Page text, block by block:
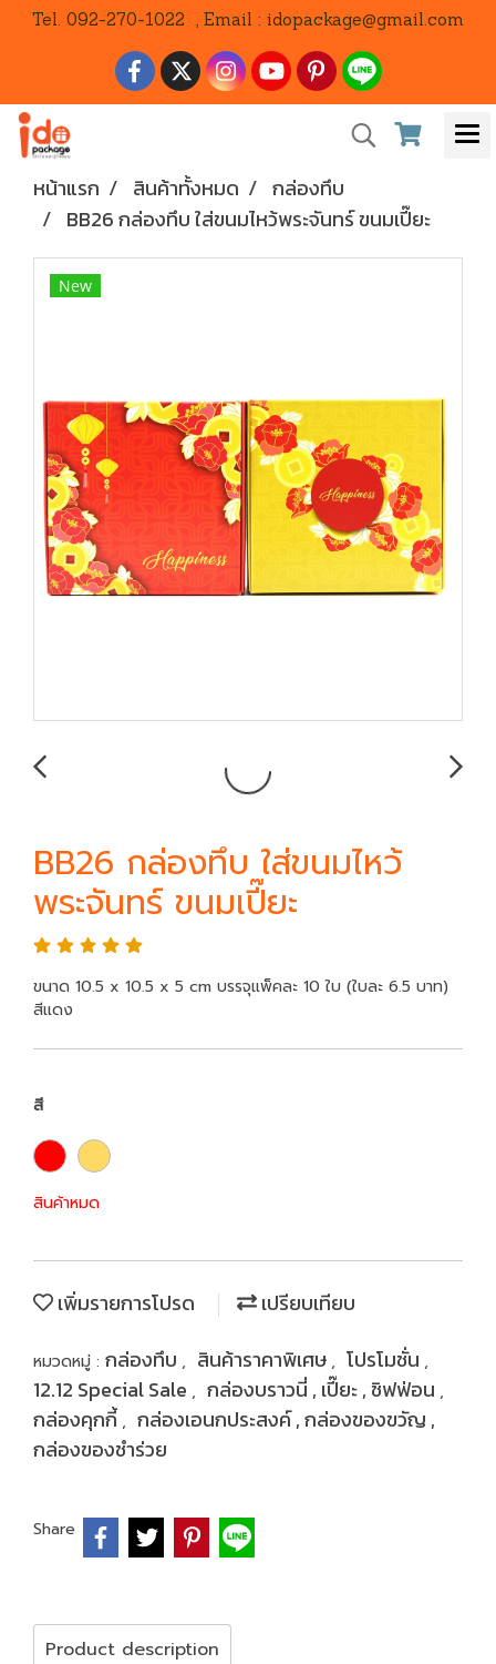
Tel. 092-270-1022 , Email : idopackage@gmail.com
หน้าแรก สินค้าทั้งหมด
กล่องทึบ
BB26 กล่องทึบ ใส่ขนมไหว้พระจันทร์ ขนมเปี๊ยะ
New
BB26 กล่องทึบ ใส่ขนมไหว้
พระจันทร์ ขนมเปี๊ยะ
ขนาด 10.5 x 10.5 x 5 cm บรรจุแพ็คละ 10 ใบ (ใบละ 6.5 บาท)
สีแดง
สี
สินค้าหมด
เพิ่มรายการโปรด เปรียบเทียบ
หมวดหมู่ : กล่องทึบ , สินค้าราคาพิเศษ , โปรโมชั่น ,
12.12 Special Sale , กล่องบราวนี่ , เปี๊ยะ , ชิฟฟ่อน ,
กล่องคุกกี้ , กล่องเอนกประสงค์ , กล่องของขวัญ ,
กล่องของชำร่วย
Share
Product description